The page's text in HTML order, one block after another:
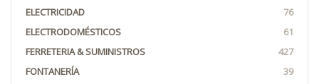
ELECTRICIDAD
76
ELECTRODOMÉSTICOS
61
FERRETERIA & SUMINISTROS
427
FONTANERÍA
39